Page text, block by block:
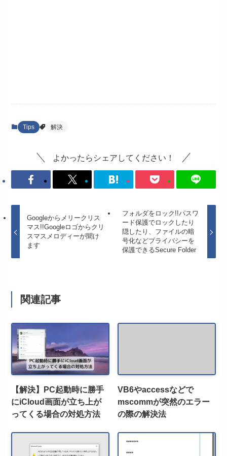
Tips 解決
よかったらシェアしてください！
Googleからメリークリス
マス!!Googleロゴからクリ
スマスメロディーが聞け
ます
フォルダをロック!!パスワ
ード保護でロックしたり
隠したり、ファイルの暗
号化などプライバシーを
保護できるSecure Folder
関連記事
【解決】PC起動時に勝手
にiCloud画面が立ち上が
ってくる場合の対処方法
VB6やaccessなどで
mscommが突然のエラー
の際の解決法